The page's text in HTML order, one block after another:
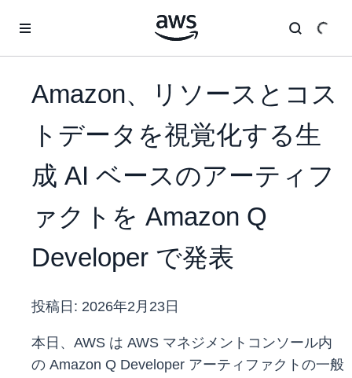
Amazon、リソースとコス
トデータを視覚化する生
成 AI ベースのアーティフ
ァクトを Amazon Q
Developer で発表
投稿日: 2026年2月23日
本日、AWS は AWS マネジメントコンソール内
の Amazon Q Developer アーティファクトの一般